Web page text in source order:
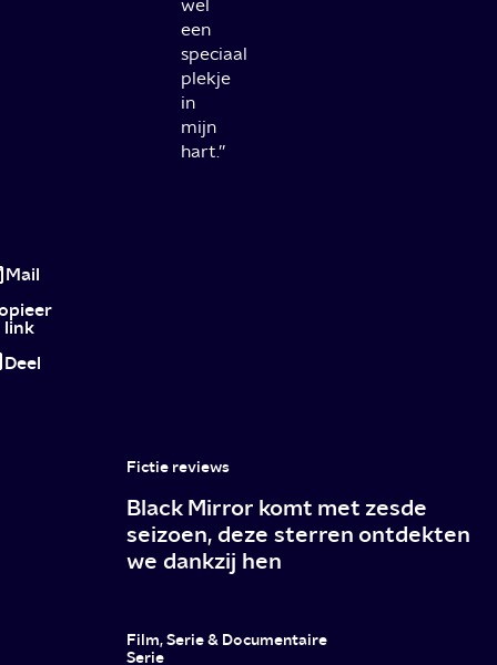
wel
een
speciaal
plekje
in
mijn
hart.’’
Donderdag
met
Ilja
van
Mail
link
Deel
Fictie reviews
Black Mirror komt met zesde
seizoen, deze sterren ontdekten
we dankzij hen
Film, Serie & Documentaire
Serie